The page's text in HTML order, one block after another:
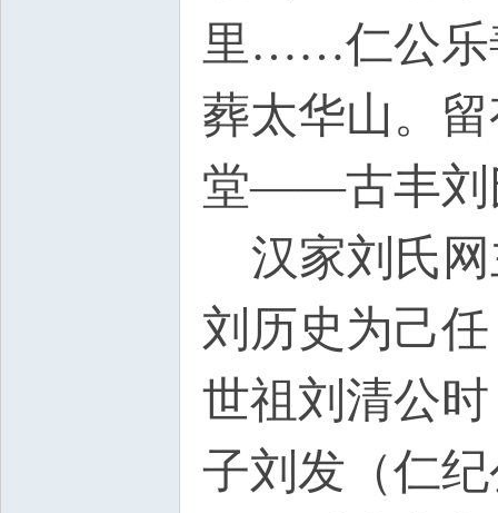
里……仁公乐
葬太华山。
堂——古丰刘
汉家刘氏网
刘历史为己
世祖刘清公
子刘发（仁